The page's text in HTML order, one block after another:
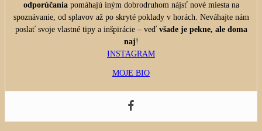
odporúčaniapomáhajú iným dobrodruhom nájsť nové miesta na
spoznávanie, od splavov až po skryté poklady v horách. Neváhajte nám
poslať svoje vlastné tipy a inšpirácie – veď všade je pekne, ale doma
naj!
INSTAGRAM
MOJE BIO